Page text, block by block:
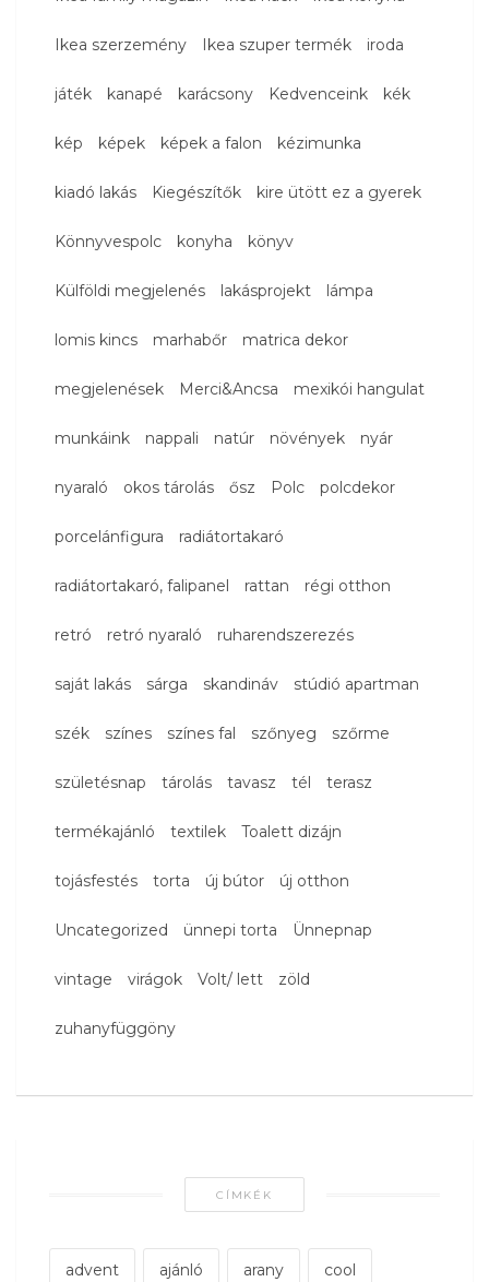
Ikea szerzemény Ikea szuper termék iroda
játék kanapé karácsony Kedvenceink kék
kép képek képek a falon kézimunka
kiadó lakás Kiegészítők kire ütött ez a gyerek
Könnyvespolc konyha könyv
Külföldi megjelenés lakásprojekt lámpa
lomis kincs marhabőr matrica dekor
megjelenések Merci&Ancsa mexikói hangulat
munkáink nappali natúr növények nyár
nyaraló okos tárolás ősz Polc polcdekor
porcelánfigura radiátortakaró
radiátortakaró, falipanel rattan régi otthon
retró retró nyaraló ruharendszerezés
saját lakás sárga skandináv stúdió apartman
szék színes színes fal szőnyeg szőrme
születésnap tárolás tavasz tél terasz
termékajánló textilek Toalett dizájn
tojásfestés torta új bútor új otthon
Uncategorized ünnepi torta Ünnepnap
vintage virágok Volt/ lett zöld
zuhanyfüggöny
CÍMKÉK
advent ajánló arany cool